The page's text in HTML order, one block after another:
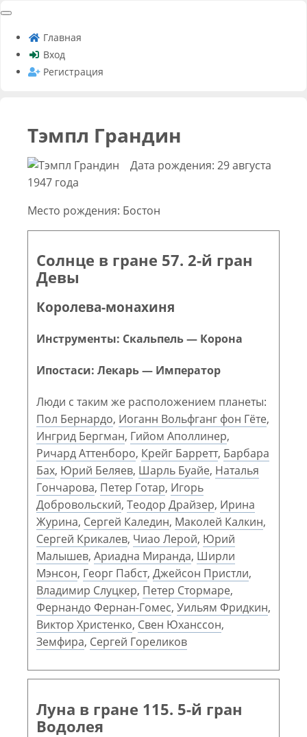
Главная
Вход
Регистрация
Тэмпл Грандин
Дата рождения: 29 августа
1947 года
Место рождения: Бостон
Солнце в гране 57. 2-й гран
Девы
Королева-монахиня
Инструменты: Скальпель — Корона
Ипостаси: Лекарь — Император
Люди с таким же расположением планеты:
Пол Бернардо, Иоганн Вольфганг фон Гёте,
Ингрид Бергман, Гийом Аполлинер,
Ричард Аттенборо, Крейг Барретт, Барбара
Бах, Юрий Беляев, Шарль Буайе, Наталья
Гончарова, Петер Готар, Игорь
Добровольский, Теодор Драйзер, Ирина
Журина, Сергей Каледин, Маколей Калкин,
Сергей Крикалев, Чиао Лерой, Юрий
Малышев, Ариадна Миранда, Ширли
Мэнсон, Георг Пабст, Джейсон Пристли,
Владимир Слуцкер, Петер Стормаре,
Фернандо Фернан-Гомес, Уильям Фридкин,
Виктор Христенко, Свен Юханссон,
Земфира, Сергей Гореликов
Луна в гране 115. 5-й гран
Водолея